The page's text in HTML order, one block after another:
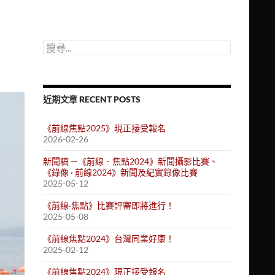
搜
尋
字:
近期文章 RECENT POSTS
《前線焦點2025》現正接受報名
2026-02-26
新聞稿 —《前線．焦點2024》新聞攝影比賽、
《錄像 · 前線2024》新聞及紀實錄像比賽
2025-05-12
《前線·焦點》比賽評審即將進行！
2025-05-08
《前線焦點2024》台灣同業好康！
2025-02-12
《前線焦點2024》現正接受報名